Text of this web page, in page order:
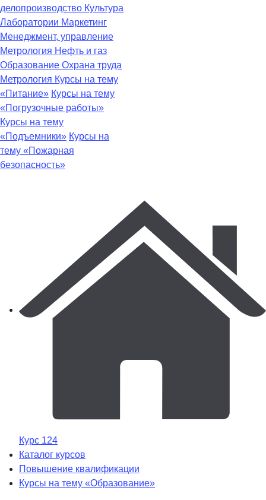
делопроизводство Культура
Лаборатории Маркетинг
Менеджмент, управление
Метрология Нефть и газ
Образование Охрана труда
Метрология Курсы на тему
«Питание» Курсы на тему
«Погрузочные работы»
Курсы на тему
«Подъемники» Курсы на
тему «Пожарная
безопасность»
Курс 124
Каталог курсов
Повышение квалификации
Курсы на тему «Образование»